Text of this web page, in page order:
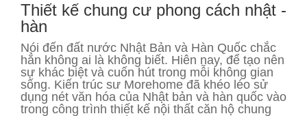
Thiết kế chung cư phong cách nhật -
hàn
Nói đến đất nước Nhật Bản và Hàn Quốc chắc
hẳn không ai là không biết. Hiên nay, để tạo nên
sự khác biệt và cuốn hút trong mỗi không gian
sống. Kiến trúc sư Morehome đã khéo léo sử
dụng nét văn hóa của Nhật bản và hàn quốc vào
trong công trình thiết kế nội thất căn hộ chung